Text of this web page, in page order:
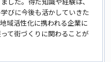
びに今後も活かしていきた
域活性化に携われる企業に
て街づくりに関わることが